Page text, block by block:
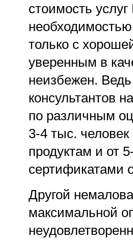
стоимость
только с
уверенным в
неизбежен.
консультантов
по различным
3-4 тыс.
продуктам и от
сертификатами
Другой
максимальной